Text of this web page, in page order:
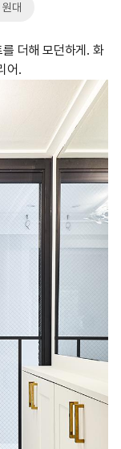
대
더해 모던하게. 화
어.